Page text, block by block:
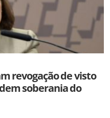
revogação de visto
soberania do